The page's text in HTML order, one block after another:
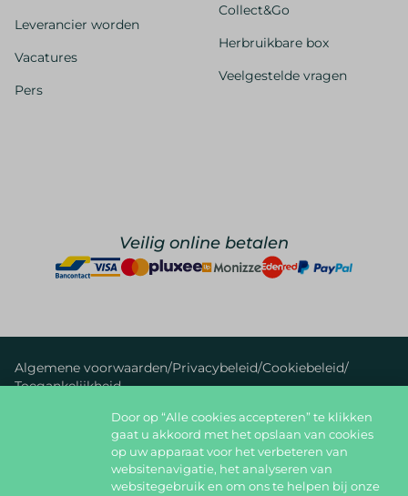
Leverancier worden
Vacatures
Pers
Collect&Go
Herbruikbare box
Veelgestelde vragen
Veilig online betalen
Algemene voorwaarden/Privacybeleid/Cookiebeleid/
Toegankelijkheid
foodlover@foodbag.be 09 298 05 10
Deel jouw gerechten op
Door op “Alle cookies accepteren” te klikken
gaat u akkoord met het opslaan van cookies
op uw apparaat voor het verbeteren van
websitenavigatie, het analyseren van
websitegebruik en om ons te helpen bij onze